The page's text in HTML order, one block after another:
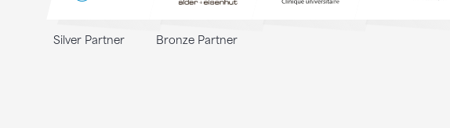
Silver Partner Bronze Partner